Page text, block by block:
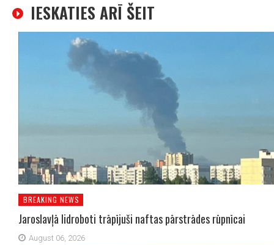
IESKATIES ARĪ ŠEIT
BREAKING NEWS
Jaroslavļā lidroboti trāpījuši naftas pārstrādes rūpnīcai
August 06, 2026